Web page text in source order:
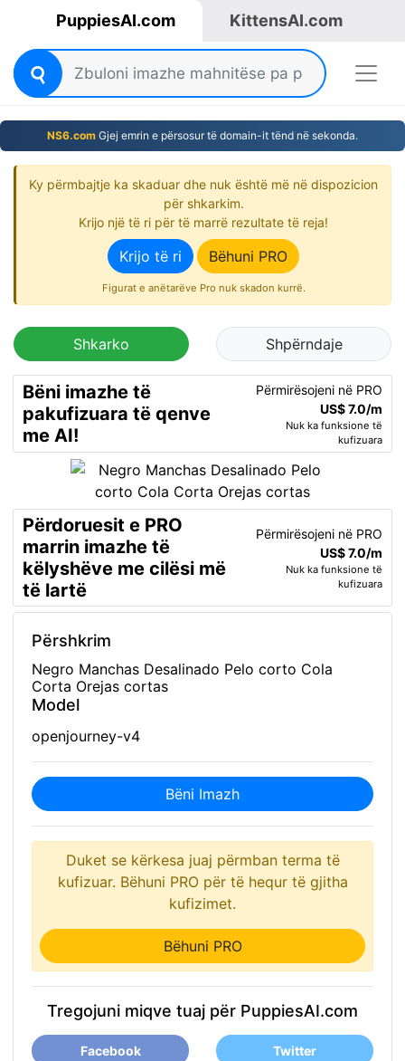
PuppiesAI.com KittensAI.com
NS6.com Gjej emrin e përsosur të domain-it tënd në sekonda.
Ky përmbajtje ka skaduar dhe nuk është më në dispozicion
për shkarkim.
Krijo një të ri për të marrë rezultate të reja!
Krijo të ri Bëhuni PRO
Figurat e anëtarëve Pro nuk skadon kurrë.
Shkarko Shpërndaje
Bëni imazhe të
pakufizuara të qenve
me AI!
Përmirësojeni në PRO
US$ 7.0/m
Nuk ka funksione të
kufizuara
Përdoruesit e PRO
marrin imazhe të
këlyshëve me cilësi më
të lartë
Përmirësojeni në PRO
US$ 7.0/m
Nuk ka funksione të
kufizuara
Përshkrim
Negro Manchas Desalinado Pelo corto Cola
Corta Orejas cortas
Model
openjourney-v4
Bëni Imazh
Duket se kërkesa juaj përmban terma të
kufizuar. Bëhuni PRO për të hequr të gjitha
kufizimet.
Bëhuni PRO
Tregojuni miqve tuaj për PuppiesAI.com
Facebook Twitter